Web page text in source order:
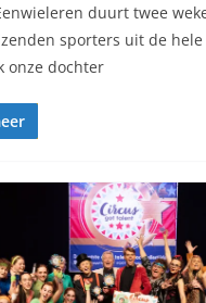
duurt twee
sporters uit de
onze dochter